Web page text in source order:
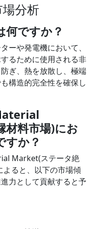
分析
何ですか？
ーや発電機において、
るために使用される非
ぎ、熱を放散し、極端
構造的完全性を確保し
料市場)にお
すか？
Market(ステータ絶
ると、以下の市場傾
力として貢献すると予